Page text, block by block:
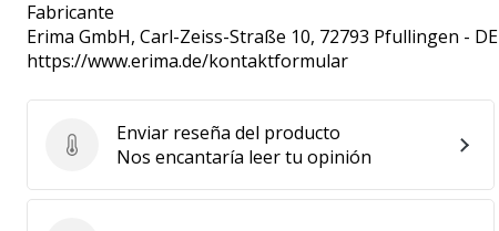
Fabricante
Erima GmbH, Carl-Zeiss-Straße 10, 72793 Pfullingen - DE
https://www.erima.de/kontaktformular
Enviar reseña del producto
Enviar reseña del producto
Nos encantaría leer tu opinión